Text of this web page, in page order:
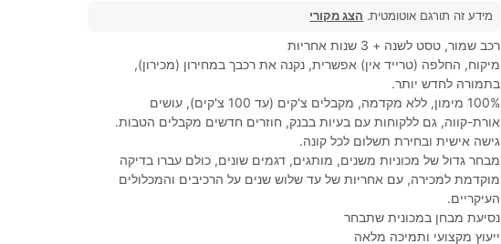
מידע זה תורגם אוטומטית. הצג מקורי
רכב שמור, טסט לשנה + 3 שנות אחריות
מיקוח, החלפה (טרייד אין) אפשרית, נקנה את רכבך במחירון (מכירון),
בתמורה לחדש יותר.
100% מימון, ללא מקדמה, מקבלים צ'קים (עד 100 צ'קים), עושים
אורת-קווה, גם ללקוחות עם בעיות בבנק, חוזרים חדשים מקבלים הטבות.
גישה אישית ובחירת תשלום לכל קונה.
מבחר גדול של מכוניות משנים, מותגים, דגמים שונים, כולם עברו בדיקה
מוקדמת למכירה, עם אחריות של עד שלוש שנים על הרכיבים והמכלולים
העיקריים.
נסיעת מבחן במכונית שתבחר
ייעוץ מקצועי ותמיכה מלאה